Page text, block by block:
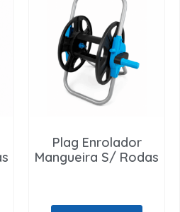
Plag Enrolador
Mangueira S/ Rodas